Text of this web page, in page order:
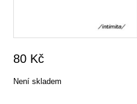
80 Kč
Není skladem